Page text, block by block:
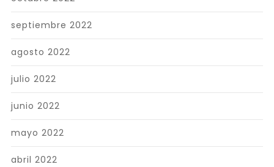
septiembre 2022
agosto 2022
julio 2022
junio 2022
mayo 2022
abril 2022